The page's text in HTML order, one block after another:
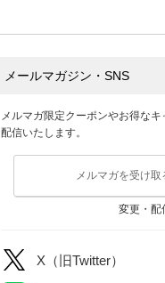
メールマガジン・SNS
メルマガ限定クーポンやお得な
配信いたします。
メルマガを受け取
変更・配
X（旧Twitter）